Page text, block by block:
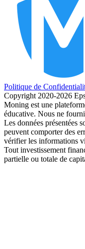
Politique de
Copyright 2020-2026
Moning est une
éducative. Nous ne
Les données présentées
peuvent comporter des
vérifier les informations
Tout investissement
partielle ou totale de